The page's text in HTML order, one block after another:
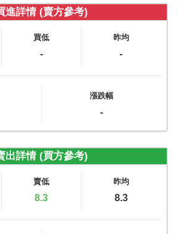
進詳情 (賣方參考)
買低
-
昨均
-
漲跌幅
-
出詳情 (買方參考)
賣低
8.3
昨均
8.3